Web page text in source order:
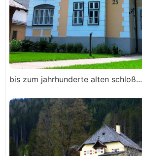
bis zum jahrhunderte alten schloß...